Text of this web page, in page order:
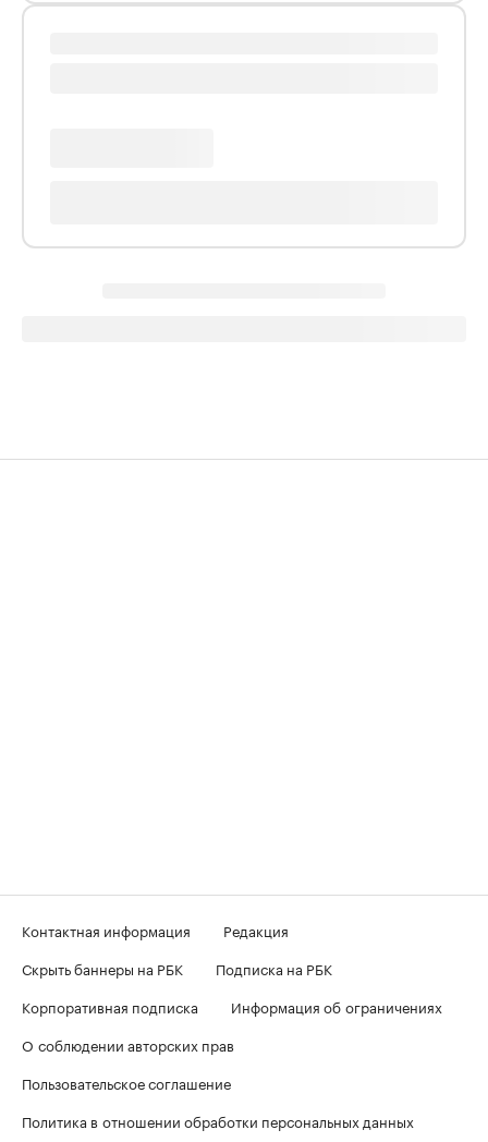
Контактная информация
Редакция
Скрыть баннеры на РБК
Подписка на РБК
Корпоративная подписка
Информация об ограничениях
О соблюдении авторских прав
Пользовательское соглашение
Политика в отношении обработки персональных данных